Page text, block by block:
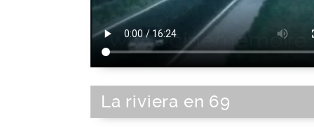
La riviera en 69